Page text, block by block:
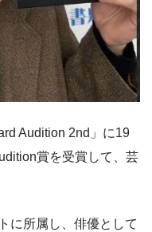
Audition 2nd」に19
賞を受賞して、芸
に所属し、俳優として